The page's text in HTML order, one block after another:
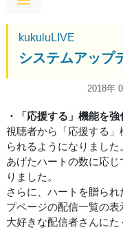
kukuluLIVE
システムアップ
2018年
・「応援する」機能を
視聴者から「応援する
られるようになりました
あげたハートの数に応
りました。
さらに、ハートを贈ら
プページの配信一覧の表
大好きな配信者さんにた